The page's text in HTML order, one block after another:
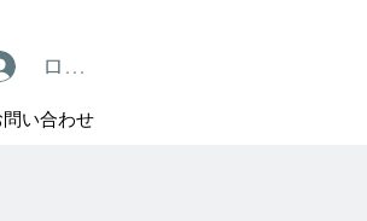
ログイン
問い合わせ